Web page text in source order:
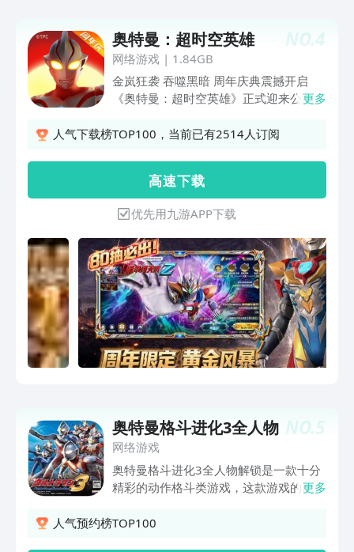
NO.4
奥特曼：超时空英雄
网络游戏| 1.84GB
金岚狂袭 吞噬黑暗 周年庆典震撼开启
《奥特曼：超时空英雄》正式迎来公测一
走到辉耀一载，从最初的相遇走到如今的
会开启全新角色，海量周年限定福利等你
拿，全新系统与硬核玩法全面跃迁，诚邀
各位警备队队员共赴这场光的盛宴！
《奥特曼：超时空英雄》是正版IP授权的
ARPG手游，玩家可操控迪迦，布莱泽，
赛罗，泽塔德尔塔天爪、赛迦、诺亚
更多
人气下载榜TOP100，当前已有2514人订阅
高 速 下 载
优先用九游APP下载
NO.5
奥特曼格斗进化3全人物
网络游戏
奥特曼格斗进化3全人物解锁是一款十分
精彩的动作格斗类游戏，这款游戏的画风
曼角色非常的多，还可以释放很多强大的
更多
人气预约榜TOP100